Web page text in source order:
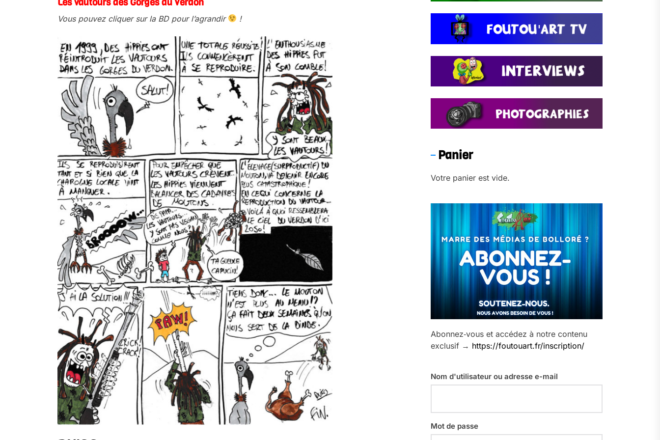
Vous pouvez cliquer sur la BD pour l’agrandir !
Panier
Votre panier est vide.
Abonnez‑vous et accédez à notre contenu
exclusif → https://foutouart.fr/inscription/
Nom d'utilisateur ou adresse e-mail
Mot de passe